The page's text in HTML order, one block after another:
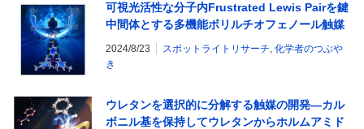
可視光活性な分子内Frustrated Lewis Pairを鍵
中間体とする多機能ボリルチオフェノール触媒
2024/8/23 スポットライトリサーチ 化学者のつぶや
き
ウレタンを選択的に分解する触媒の開発―カル
ボニル基を保持してウレタンからホルムアミド